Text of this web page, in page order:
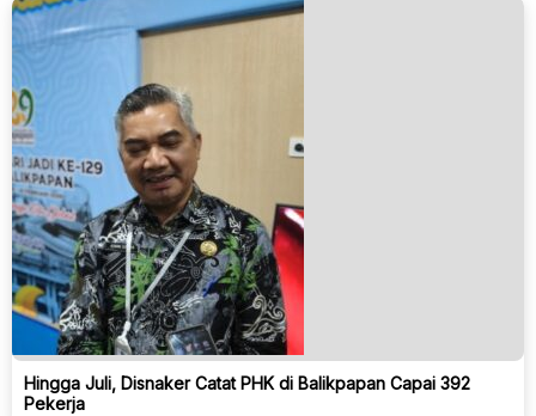
Hingga Juli, Disnaker Catat PHK di Balikpapan Capai 392
Pekerja